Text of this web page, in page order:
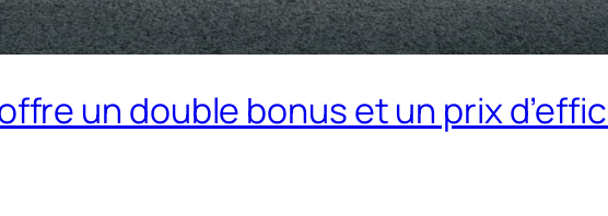
un double bonus et un prix